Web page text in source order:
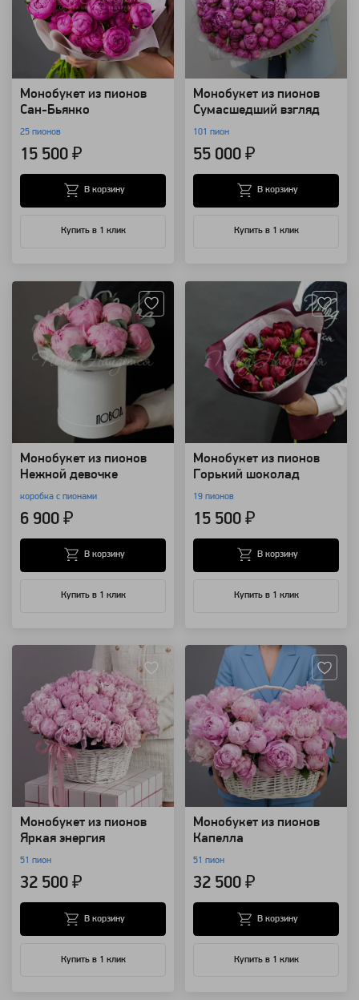
Монобукет из пионов
Сан-Бьянко
25 пионов
15 500 ₽
Купить в 1 клик
В корзину
Монобукет из пионов
Сумасшедший взгляд
101 пион
55 000 ₽
Купить в 1 клик
В корзину
Монобукет из пионов
Нежной девочке
коробка с пионами
6 900 ₽
Купить в 1 клик
В корзину
Монобукет из пионов
Горький шоколад
19 пионов
15 500 ₽
Купить в 1 клик
В корзину
Монобукет из пионов
Яркая энергия
51 пион
32 500 ₽
Купить в 1 клик
В корзину
Монобукет из пионов
Капелла
51 пион
32 500 ₽
Купить в 1 клик
В корзину